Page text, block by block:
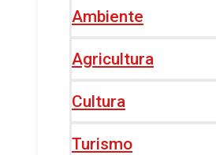
Ambiente
Agricultura
Cultura
Turismo